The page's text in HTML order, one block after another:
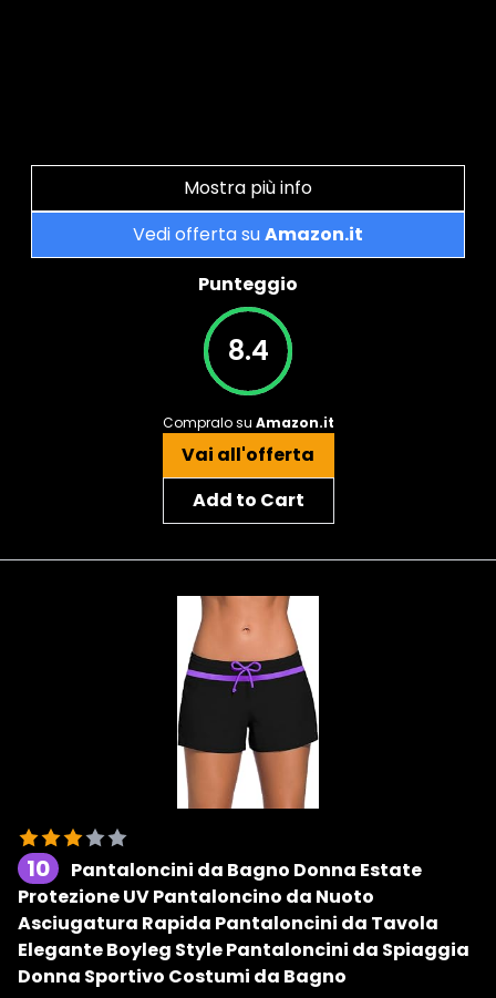
Mostra più info
Vedi offerta suAmazon.it
Punteggio
8.4
Compralo su Amazon.it
Vai all'offerta
Add to Cart
10
Pantaloncini da Bagno Donna Estate
Protezione UV Pantaloncino da Nuoto
Asciugatura Rapida Pantaloncini da Tavola
Elegante Boyleg Style Pantaloncini da Spiaggia
Donna Sportivo Costumi da Bagno